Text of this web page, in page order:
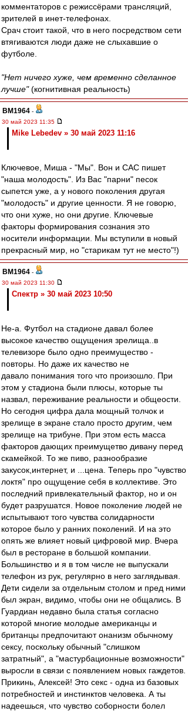
комментаторов с режиссёрами трансляций,
зрителей в инет-телефонах.
Срач стоит такой, что в него посредством сети
втягиваются люди даже не слыхавшие о
футболе.
"Нет ничего хуже, чем временно сделанное
лучше"(когнитивная реальность)
BM1964 -
30 май 2023 11:35
Mike Lebedev » 30 май 2023 11:16
Ключевое, Миша - "Мы". Вон и САС пишет
"наша молодость". Из Вас "парни" песок
сыпется уже, а у нового поколения другая
"молодость" и другие ценности. Я не говорю,
что они хуже, но они другие. Ключевые
факторы формирования сознания это
носители информации. Мы вступили в новый
прекрасный мир, но "старикам тут не место"!)
BM1964 -
30 май 2023 11:30
Спектр » 30 май 2023 10:50
Не-а. Футбол на стадионе давал более
высокое качество ощущения зрелища..в
телевизоре было одно преимущество -
повторы. Но даже их качество не
давало понимания того что произошло. При
этом у стадиона были плюсы, которые ты
назвал, переживание реальности и общеости.
Но сегодня цифра дала мощный толчок и
зрелище в экране стало просто другим, чем
зрелище на трибуне. При этом есть масса
факторов дающих преимущетво дивану перед
скамейкой. То же пиво, разнообразие
закусок,интернет, и ...цена. Теперь про "чувство
локтя" про ощущение себя в коллективе. Это
последний привлекательный фактор, но и он
будет разрушатся. Новое поколение людей не
испытывают того чувства солидарности
которое было у ранних поколений. И на это
опять же влияет новый цифровой мир. Вчера
был в ресторане в большой компании.
Большинство и я в том числе не выпускали
телефон из рук, регулярно в него заглядывая.
Дети сидели за отдельным столом и пред ними
был экран, видимо, чтобы они не общались. В
Гуардиан недавно была статья согласно
которой многие молодые американцы и
британцы предпочитают онанизм обычному
сексу, поскольку обычный "слишком
затратный", а "мастурбационные возможности"
выросли в связи с появлением новых гаждетов.
Прикинь, Алексей! Это секс - одна из базовых
потребностей и инстинктов человека. А ты
надеешься, что чувство соборности болел